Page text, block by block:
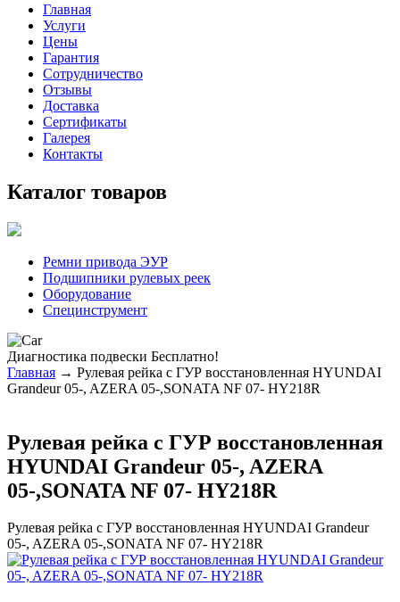
Главная
Услуги
Цены
Гарантия
Сотрудничество
Отзывы
Доставка
Сертификаты
Галерея
Контакты
Каталог товаров
Ремни привода ЭУР
Подшипники рулевых реек
Оборудование
Специнструмент
Диагностика подвески Бесплатно!
Главная → Рулевая рейка с ГУР восстановленная HYUNDAI
Grandeur 05-, AZERA 05-,SONATA NF 07- HY218R
Рулевая рейка с ГУР восстановленная
HYUNDAI Grandeur 05-, AZERA
05-,SONATA NF 07- HY218R
Рулевая рейка с ГУР восстановленная HYUNDAI Grandeur
05-, AZERA 05-,SONATA NF 07- HY218R